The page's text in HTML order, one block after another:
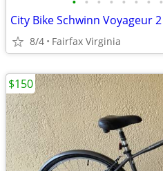
City Bike Schwinn Voyageur 2
8/4 Fairfax Virginia
$150